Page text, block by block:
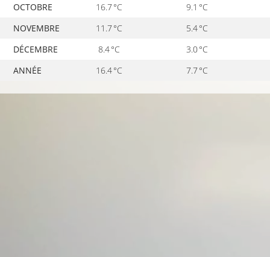
OCTOBRE
16.7 °C
9.1 °C
NOVEMBRE
11.7 °C
5.4 °C
DÉCEMBRE
8.4 °C
3.0 °C
ANNÉE
16.4 °C 7.7 °C